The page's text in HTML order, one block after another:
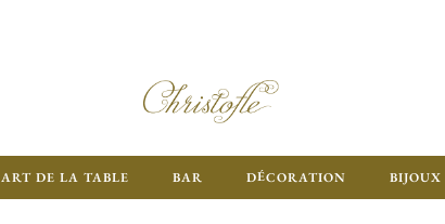
ART DE LA TABLE BAR DÉCORATION BIJOUX